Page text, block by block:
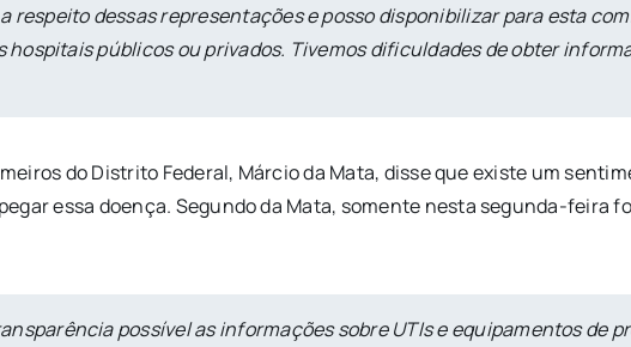
respeito dessas representações e posso disponibilizar para esta
hospitais públicos ou privados. Tivemos dificuldades de obter
do Distrito Federal, Márcio da Mata, disse que existe um
essa doença. Segundo da Mata, somente nesta segunda-feira
possível as informações sobre UTIs e equipamentos de